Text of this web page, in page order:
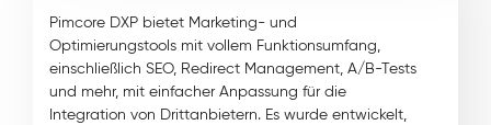
Pimcore DXP bietet Marketing- und
Optimierungstools mit vollem Funktionsumfang,
einschließlich SEO, Redirect Management, A/B-Tests
und mehr, mit einfacher Anpassung für die
Integration von Drittanbietern. Es wurde entwickelt,